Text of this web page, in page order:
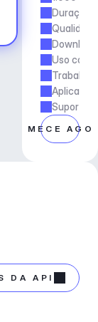
Duração
Uso
Trabalho
Suporte
COMECE
DA API